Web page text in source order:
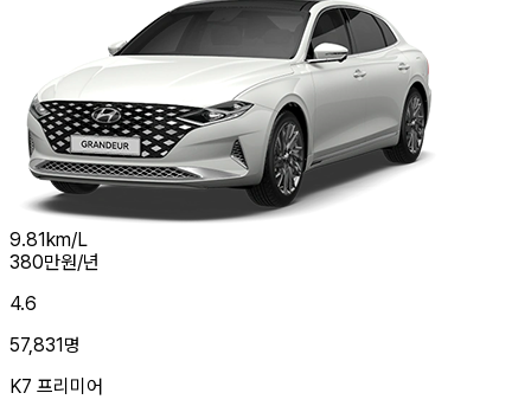
9.81km/L
380만원/년
4.6
57,831명
K7 프리미어